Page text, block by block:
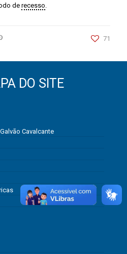
de recesso.
71
DO SITE
Cavalcante